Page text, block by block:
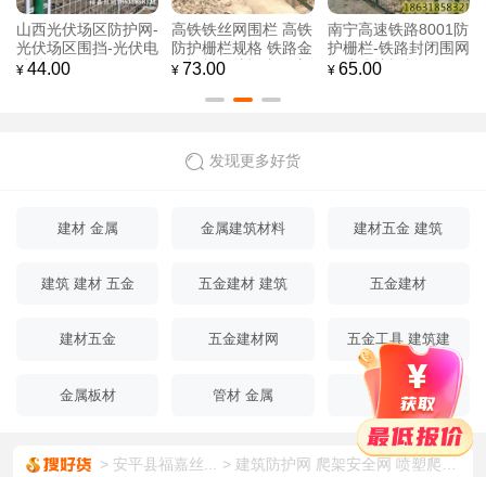
圈地围栏网厂家 水源
地防护网规格 公路护
栏网
¥ 20.00
圈地围栏网厂家 园林
护栏网 水源地护栏网
¥ 20.00
水源地金属隔离栅 水
库两旁隔离网 防攀爬
水源地防护网
¥ 20.00
发现更多好货
建材 金属 金属建筑材料 建材五金 建筑
建筑 建材 五金 五金建材 建筑 五金建材
建材五金 五金建材网 五金工具 建筑建
金属板材
管材 金属 金属棒材
安平县福嘉丝... 建筑防护网 爬架安全网 喷塑爬架网